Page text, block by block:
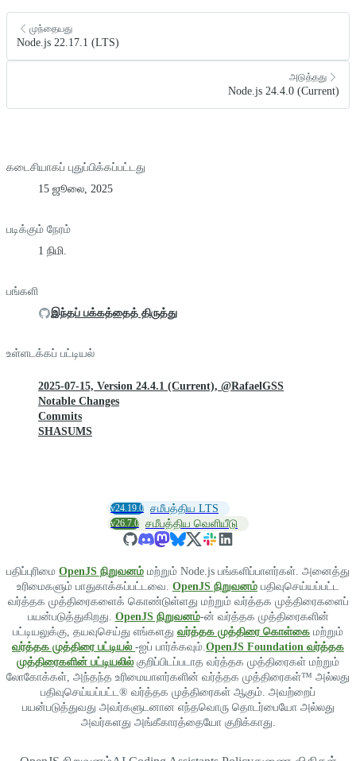
முந்தையது
Node.js 22.17.1 (LTS)
அடுத்தது
Node.js 24.4.0 (Current)
கடைசியாகப் புதுப்பிக்கப்பட்டது
15 ஜூலை, 2025
படிக்கும் நேரம்
1 நிமி.
பங்களி
இந்தப் பக்கத்தைத் திருத்து
உள்ளடக்கப் பட்டியல்
2025-07-15, Version 24.4.1 (Current), @RafaelGSS
Notable Changes
Commits
SHASUMS
v24.19.0 சமீபத்திய LTS
v26.7.0 சமீபத்திய வெளியீடு
பதிப்புரிமை OpenJS நிறுவனம் மற்றும் Node.js பங்களிப்பாளர்கள். அனைத்து
உரிமைகளும் பாதுகாக்கப்பட்டவை. OpenJS நிறுவனம் பதிவுசெய்யப்பட்ட
வர்த்தக முத்திரைகளைக் கொண்டுள்ளது மற்றும் வர்த்தக முத்திரைகளைப்
பயன்படுத்துகிறது. OpenJS நிறுவனம்-ன் வர்த்தக முத்திரைகளின்
பட்டியலுக்கு, தயவுசெய்து எங்களது வர்த்தக முத்திரை கொள்கை மற்றும்
வர்த்தக முத்திரை பட்டியல் -ஐப் பார்க்கவும்.OpenJS Foundation வர்த்தக
முத்திரைகளின் பட்டியலில் குறிப்பிடப்படாத வர்த்தக முத்திரைகள் மற்றும்
லோகோக்கள், அந்தந்த உரிமையாளர்களின் வர்த்தக முத்திரைகள்™ அல்லது
பதிவுசெய்யப்பட்ட® வர்த்தக முத்திரைகள் ஆகும். அவற்றைப்
பயன்படுத்துவது அவர்களுடனான எந்தவொரு தொடர்பையோ அல்லது
அவர்களது அங்கீகாரத்தையோ குறிக்காது.